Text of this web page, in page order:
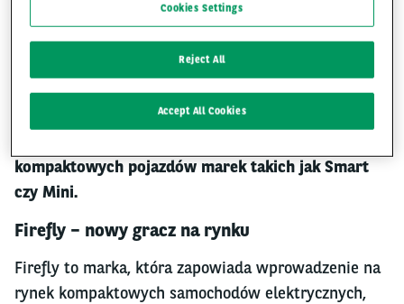
samochodów elektrycznych, która ma zachęcić
fanów mniejszych aut do elektromobilności. Mowa
tu o Firefly - trzeciej marce chińskiego giganta
motoryzacyjnego NIO. Firefly ma skupiać się na
oferowaniu przystępnej cenowo elektromobilności,
kompaktowych pojazdów marek takich jak Smart
czy Mini.
Firefly – nowy gracz na rynku
Firefly to marka, która zapowiada wprowadzenie na
rynek kompaktowych samochodów elektrycznych,
Cookies Settings
Reject All
Accept All Cookies